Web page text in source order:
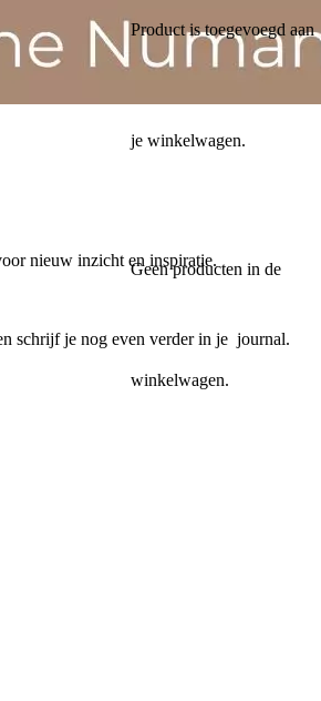
Productis toegevoegd aan
je winkelwagen.
Geen producten in de
winkelwagen.
nieuw inzicht en inspiratie.
schrijf je nog even verder in je journal.